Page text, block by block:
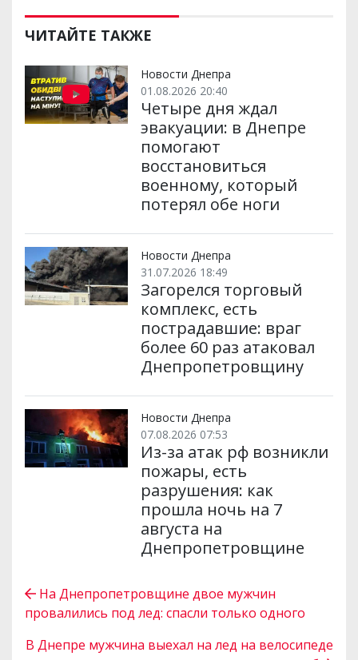
ЧИТАЙТЕ ТАКЖЕ
Новости Днепра
01.08.2026 20:40
Четыре дня ждал
эвакуации: в Днепре
помогают
восстановиться
военному, который
потерял обе ноги
Новости Днепра
31.07.2026 18:49
Загорелся торговый
комплекс, есть
пострадавшие: враг
более 60 раз атаковал
Днепропетровщину
Новости Днепра
07.08.2026 07:53
Из-за атак рф возникли
пожары, есть
разрушения: как
прошла ночь на 7
августа на
Днепропетровщине
На Днепропетровщине двое мужчин
провалились под лед: спасли только одного
В Днепре мужчина выехал на лед на велосипеде